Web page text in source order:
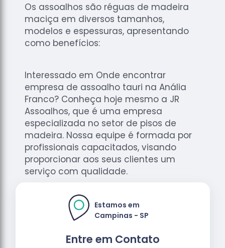
Os assoalhos são réguas de madeira
maciça em diversos tamanhos,
modelos e espessuras, apresentando
como benefícios:
Interessado em Onde encontrar
empresa de assoalho tauri na Anália
Franco? Conheça hoje mesmo a JR
Assoalhos, que é uma empresa
especializada no setor de pisos de
madeira. Nossa equipe é formada por
profissionais capacitados, visando
proporcionar aos seus clientes um
serviço com qualidade.
Entre em Contato
Estamos em
Campinas - SP